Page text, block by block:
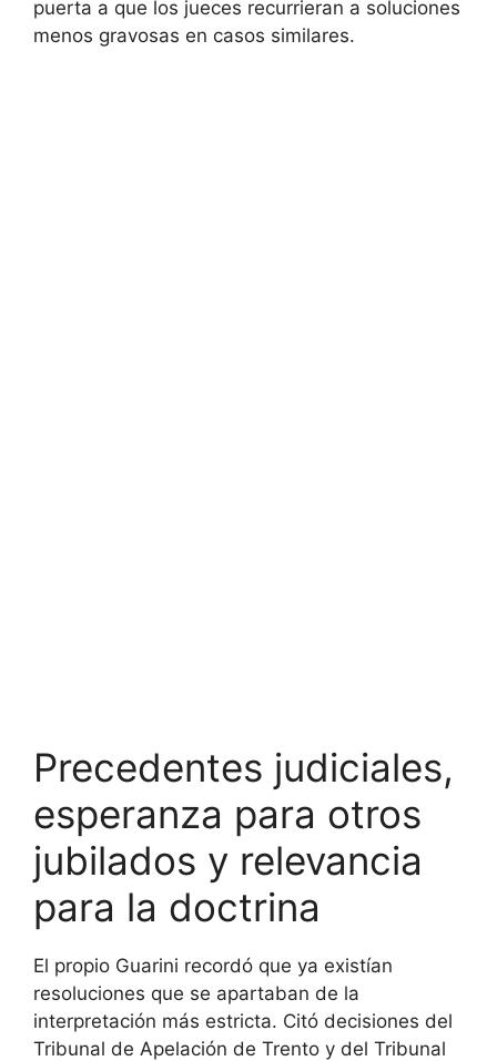
puerta a que los jueces recurrieran a soluciones
menos gravosas en casos similares.
Precedentes judiciales,
esperanza para otros
jubilados y relevancia
para la doctrina
El propio Guarini recordó que ya existían
resoluciones que se apartaban de la
interpretación más estricta. Citó decisiones del
Tribunal de Apelación de Trento y del Tribunal